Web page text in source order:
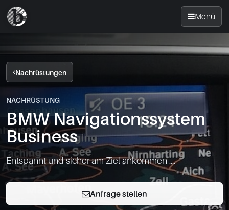
Menü
Startseite
Nachrüsten
News
FAQ
Standorte
Kontakt
Nachrüstungen
NACHRÜSTUNG
BMW Navigationssystem
Business
Entspannt und sicher am Ziel ankommen ....
Anfrage stellen